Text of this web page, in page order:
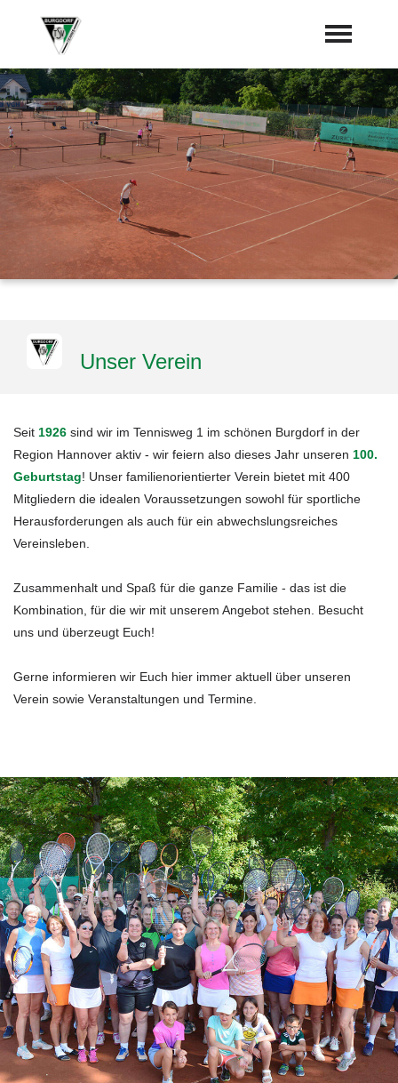
Startseite
Neues vom Tennisweg
Termine
Vorstand
Sponsoren
"Jetzt Mitglied werden"
Unser Verein
Seit 1926 sind wir im Tennisweg 1 im schönen Burgdorf in der
Region Hannover aktiv - wir feiern also dieses Jahr unseren 100.
Geburtstag! Unser familienorientierter Verein bietet mit 400
Mitgliedern die idealen Voraussetzungen sowohl für sportliche
Herausforderungen als auch für ein abwechslungsreiches
Vereinsleben.
Zusammenhalt und Spaß für die ganze Familie - das ist die
Kombination, für die wir mit unserem Angebot stehen. Besucht
uns und überzeugt Euch!
Gerne informieren wir Euch hier immer aktuell über unseren
Verein sowie Veranstaltungen und Termine.